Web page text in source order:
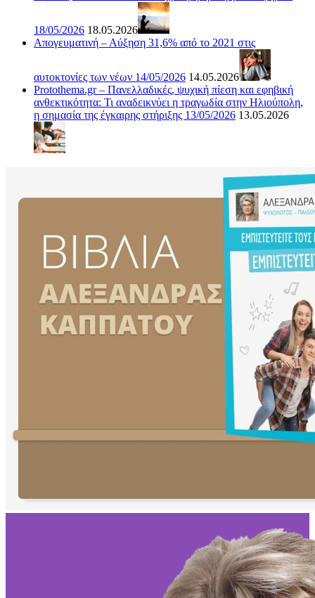
18/05/2026 18.05.2026
Απογευματινή – Αύξηση 31,6% από το 2021 στις
αυτοκτονίες των νέων 14/05/2026 14.05.2026
Protothema.gr – Πανελλαδικές, ψυχική πίεση και εφηβική
ανθεκτικότητα: Τι αναδεικνύει η τραγωδία στην Ηλιούπολη,
η σημασία της έγκαιρης στήριξης 13/05/2026 13.05.2026